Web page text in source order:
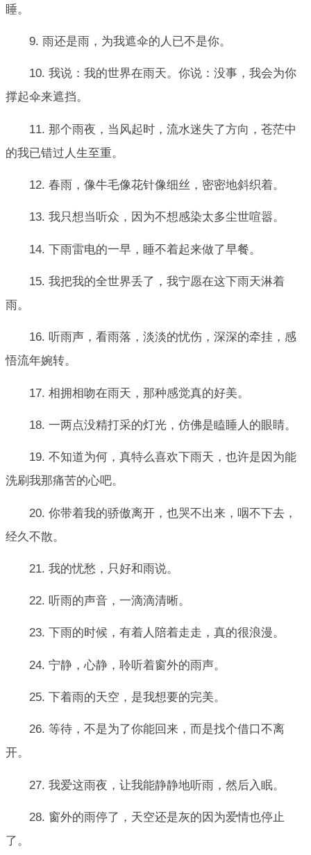
睡。
9. 雨还是雨，为我遮伞的人已不是你。
10. 我说：我的世界在雨天。你说：没事，我会为你
撑起伞来遮挡。
11. 那个雨夜，当风起时，流水迷失了方向，苍茫中
的我已错过人生至重。
12. 春雨，像牛毛像花针像细丝，密密地斜织着。
13. 我只想当听众，因为不想感染太多尘世喧嚣。
14. 下雨雷电的一早，睡不着起来做了早餐。
15. 我把我的全世界丢了，我宁愿在这下雨天淋着
雨。
16. 听雨声，看雨落，淡淡的忧伤，深深的牵挂，感
悟流年婉转。
17. 相拥相吻在雨天，那种感觉真的好美。
18. 一两点没精打采的灯光，仿佛是瞌睡人的眼睛。
19. 不知道为何，真特么喜欢下雨天，也许是因为能
洗刷我那痛苦的心吧。
20. 你带着我的骄傲离开，也哭不出来，咽不下去，
经久不散。
21. 我的忧愁，只好和雨说。
22. 听雨的声音，一滴滴清晰。
23. 下雨的时候，有着人陪着走走，真的很浪漫。
24. 宁静，心静，聆听着窗外的雨声。
25. 下着雨的天空，是我想要的完美。
26. 等待，不是为了你能回来，而是找个借口不离
开。
27. 我爱这雨夜，让我能静静地听雨，然后入眠。
28. 窗外的雨停了，天空还是灰的因为爱情也停止
了。